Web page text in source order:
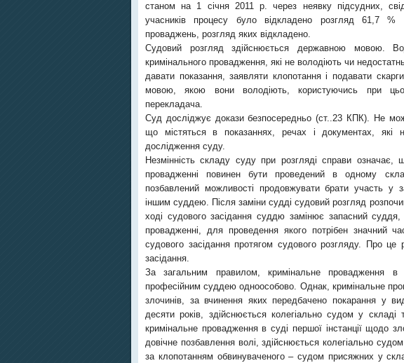
станом на 1 січня 2011 р. через неявку підсудних,
учасників процесу було відкладено розгляд 61,7 %
проваджень, розгляд яких відкладено.
Судовий розгляд здійснюється державною мовою.
кримінального провадження, які не володіють чи
давати показання, заявляти клопотання і подавати
мовою, якою вони володіють, користуючись при
перекладача.
Суд досліджує докази безпосередньо (ст..23 КПК). Не
що містяться в показаннях, речах і документах, які
дослідження суду.
Незмінність складу суду при розгляді справи
провадженні повинен бути проведений в одному
позбавлений можливості продовжувати брати участь у
іншим суддею. Після заміни судді судовий розгляд
ході судового засідання суддю замінює запасний
провадженні, для проведення якого потрібен значний
судового засідання протягом судового розгляду. Про це
засідання.
За загальним правилом, кримінальне провадження в
професійним суддею одноособово. Однак, кримінальне
злочинів, за вчинення яких передбачено покарання у
десяти років, здійснюється колегіально судом у складі
кримінальне провадження в суді першої інстанції щодо
довічне позбавлення волі, здійснюється колегіально
за клопотанням обвинуваченого – судом присяжних у